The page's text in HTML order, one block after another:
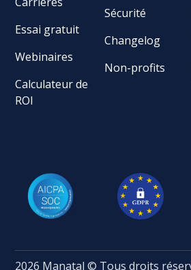
Essai gratuit
Webinaires
Calculateur de
ROI
Sécurité
Changelog
Non-profits
2026 Manatal © Tous droits